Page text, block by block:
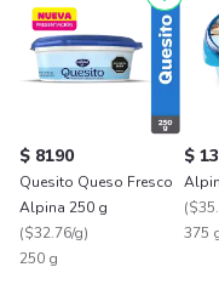
$ 8190
Quesito Queso Fresco
Alpina 250 g
($32.76/g)
250 g
$
(
375